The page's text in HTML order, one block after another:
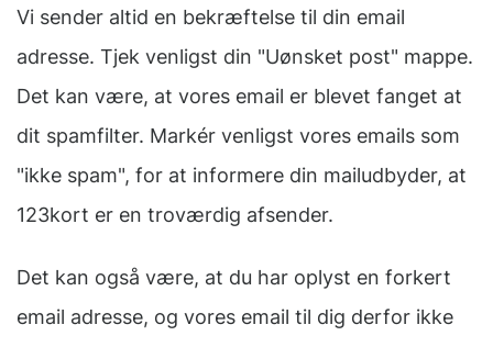
Vi sender altid en bekræftelse til din email
adresse. Tjek venligst din "Uønsket post" mappe.
Det kan være, at vores email er blevet fanget at
dit spamfilter. Markér venligst vores emails som
"ikke spam", for at informere din mailudbyder, at
123kort er en troværdig afsender.
Det kan også være, at du har oplyst en forkert
email adresse, og vores email til dig derfor ikke